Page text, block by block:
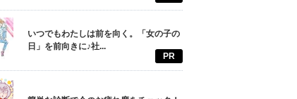
いつでもわたしは前を向く。「女の子の
日」を前向きに♪社...
PR